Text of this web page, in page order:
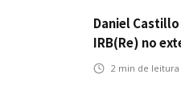
Daniel
IRB(Re) no
2 min de leitura